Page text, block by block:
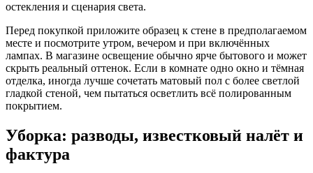
остекления и сценария света.
Перед покупкой приложите образец к стене в предполагаемом
месте и посмотрите утром, вечером и при включённых
лампах. В магазине освещение обычно ярче бытового и может
скрыть реальный оттенок. Если в комнате одно окно и тёмная
отделка, иногда лучше сочетать матовый пол с более светлой
гладкой стеной, чем пытаться осветлить всё полированным
покрытием.
Уборка: разводы, известковый налёт и
фактура